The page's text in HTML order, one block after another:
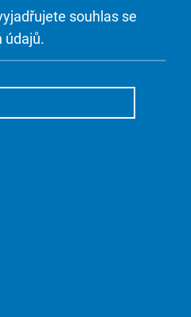
souhlas se
údajů.